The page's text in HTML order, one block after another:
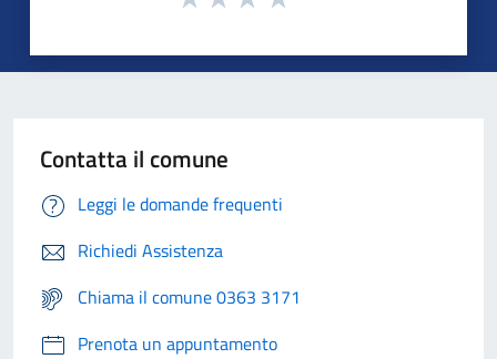
Contatta il comune
Leggi le domande frequenti
Richiedi Assistenza
Chiama il comune 0363 3171
Prenota un appuntamento